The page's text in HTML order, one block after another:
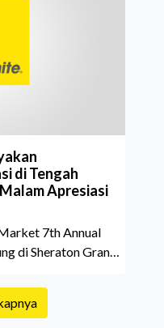
di Tengah
Apresiasi
7th Annual
di Sheraton Grand
para pelaku industri
400 marketing